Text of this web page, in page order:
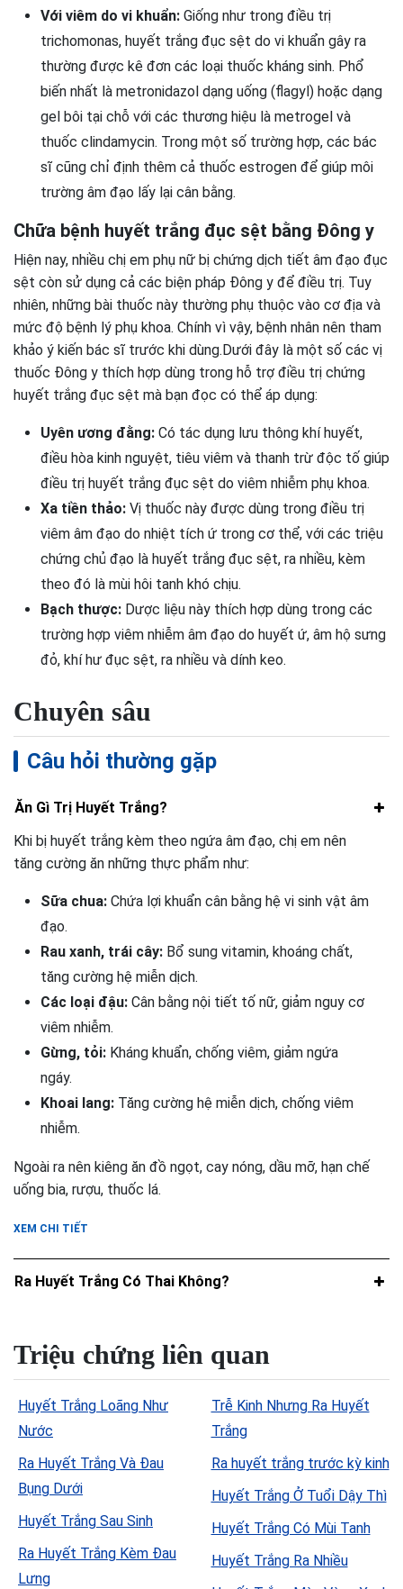
Với viêm do vi khuẩn: Giống như trong điều trị
trichomonas, huyết trắng đục sệt do vi khuẩn gây ra
thường được kê đơn các loại thuốc kháng sinh. Phổ
biến nhất là metronidazol dạng uống (flagyl) hoặc dạng
gel bôi tại chỗ với các thương hiệu là metrogel và
thuốc clindamycin. Trong một số trường hợp, các bác
sĩ cũng chỉ định thêm cả thuốc estrogen để giúp môi
trường âm đạo lấy lại cân bằng.
Chữa bệnh huyết trắng đục sệt bằng Đông y
Hiện nay, nhiều chị em phụ nữ bị chứng dịch tiết âm đạo đục
sệt còn sử dụng cả các biện pháp Đông y để điều trị. Tuy
nhiên, những bài thuốc này thường phụ thuộc vào cơ địa và
mức độ bệnh lý phụ khoa. Chính vì vậy, bệnh nhân nên tham
khảo ý kiến bác sĩ trước khi dùng.Dưới đây là một số các vị
thuốc Đông y thích hợp dùng trong hỗ trợ điều trị chứng
huyết trắng đục sệt mà bạn đọc có thể áp dụng:
Uyên ương đằng: Có tác dụng lưu thông khí huyết,
điều hòa kinh nguyệt, tiêu viêm và thanh trừ độc tố giúp
điều trị huyết trắng đục sệt do viêm nhiễm phụ khoa.
Xa tiền thảo: Vị thuốc này được dùng trong điều trị
viêm âm đạo do nhiệt tích ứ trong cơ thể, với các triệu
chứng chủ đạo là huyết trắng đục sệt, ra nhiều, kèm
theo đó là mùi hôi tanh khó chịu.
Bạch thược: Dược liệu này thích hợp dùng trong các
trường hợp viêm nhiễm âm đạo do huyết ứ, âm hộ sưng
đỏ, khí hư đục sệt, ra nhiều và dính keo.
Chuyên sâu
Câu hỏi thường gặp
Ăn Gì Trị Huyết Trắng?
Khi bị huyết trắng kèm theo ngứa âm đạo, chị em nên
tăng cường ăn những thực phẩm như:
Sữa chua: Chứa lợi khuẩn cân bằng hệ vi sinh vật âm
đạo.
Rau xanh, trái cây: Bổ sung vitamin, khoáng chất,
tăng cường hệ miễn dịch.
Các loại đậu: Cân bằng nội tiết tố nữ, giảm nguy cơ
viêm nhiễm.
Gừng, tỏi: Kháng khuẩn, chống viêm, giảm ngứa
ngáy.
Khoai lang: Tăng cường hệ miễn dịch, chống viêm
nhiễm.
Ngoài ra nên kiêng ăn đồ ngọt, cay nóng, dầu mỡ, hạn chế
uống bia, rượu, thuốc lá.
XEM CHI TIẾT
Ra Huyết Trắng Có Thai Không?
Triệu chứng liên quan
Huyết Trắng Loãng Như
Nước
Ra Huyết Trắng Và Đau
Bụng Dưới
Huyết Trắng Sau Sinh
Ra Huyết Trắng Kèm Đau
Lưng
Trễ Kinh Nhưng Ra Huyết
Trắng
Ra huyết trắng trước kỳ kinh
Huyết Trắng Ở Tuổi Dậy Thì
Huyết Trắng Có Mùi Tanh
Huyết Trắng Ra Nhiều